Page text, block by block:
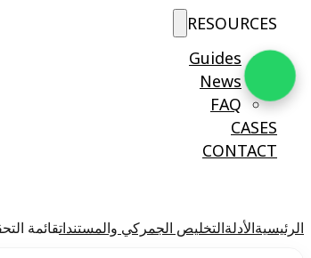
RESOURCES
Guides
News
FAQ
CASES
CONTACT
الرئيسيةالأدلةالتخليص الجمركي والمستنداتقائمة